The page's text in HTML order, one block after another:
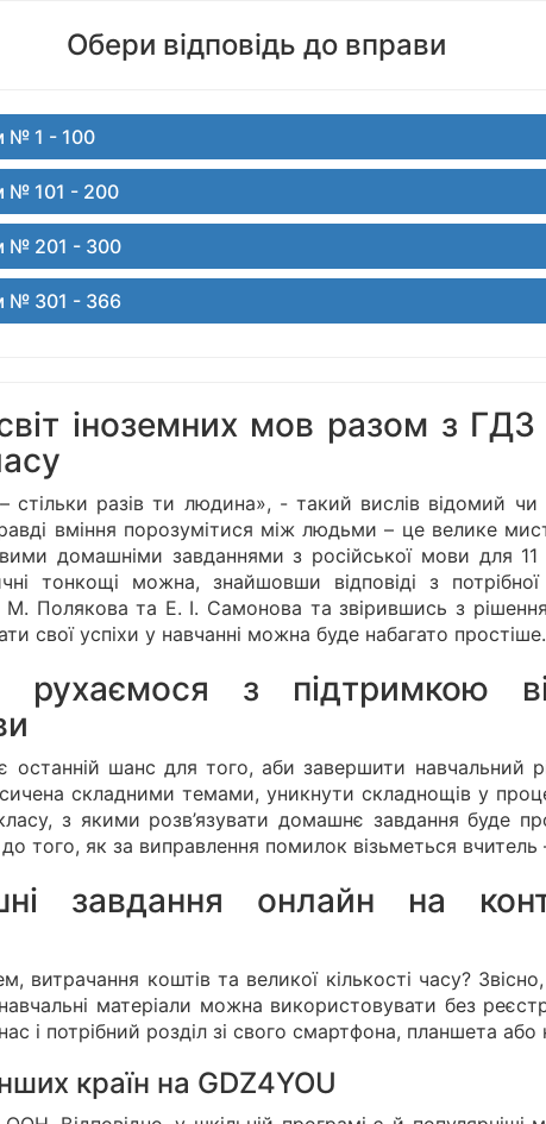
Обери відповідь до вправи
№ 1 - 100
№ 101 - 200
№ 201 - 300
№ 301 - 366
іноземних мов разом з ГДЗ
стільки разів ти людина», - такий вислів відомий
вміння порозумітися між людьми – це велике
домашніми завданнями з російської мови для 11
тонкощі можна, знайшовши відповіді з
М. Полякова та Е. І. Самонова та звірившись з
свої успіхи у навчанні можна буде набагато простіше.
з підтримкою
останній шанс для того, аби завершити навчальний
складними темами, уникнути складнощів у
з якими розв’язувати домашнє завдання буде
того, як за виправлення помилок візьметься вчитель
завдання онлайн на
витрачання коштів та великої кількості часу?
матеріали можна використовувати без
і потрібний розділ зі свого смартфона, планшета або
країн на GDZ4YOU